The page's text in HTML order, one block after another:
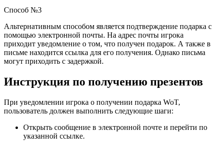
Способ №3
Альтернативным способом является подтверждение подарка с
помощью электронной почты. На адрес почты игрока
приходит уведомление о том, что получен подарок. А также в
письме находится ссылка для его получения. Однако письма
могут приходить с задержкой.
Инструкция по получению презентов
При уведомлении игрока о получении подарка WoT,
пользователь должен выполнить следующие шаги:
Открыть сообщение в электронной почте и перейти по
указанной ссылке.